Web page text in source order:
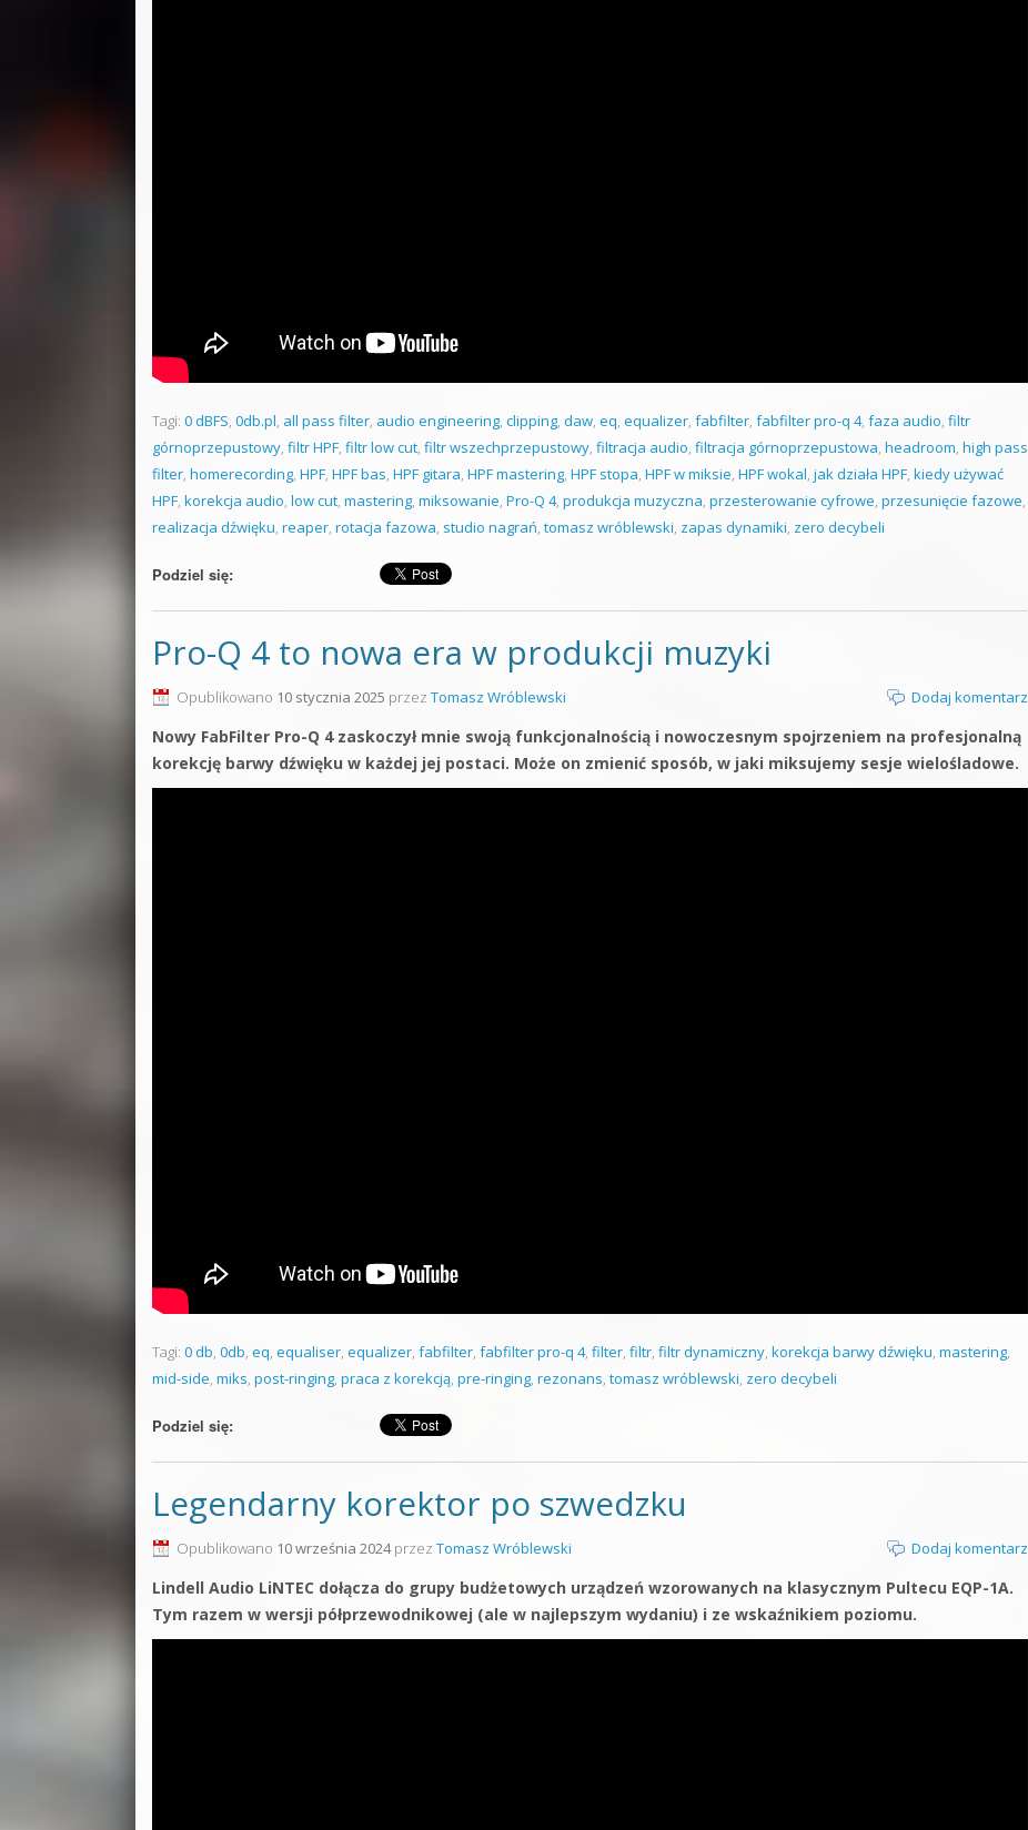
Tagi: 0 dBFS, 0db.pl, all pass filter, audio engineering, clipping, daw, eq, equalizer, fabfilter, fabfilter pro-q 4, faza audio, filtr
górnoprzepustowy, filtr HPF, filtr low cut, filtr wszechprzepustowy, filtracja audio, filtracja górnoprzepustowa, headroom, high pass
filter, homerecording, HPF, HPF bas, HPF gitara, HPF mastering, HPF stopa, HPF w miksie, HPF wokal, jak działa HPF, kiedy używać
HPF, korekcja audio, low cut, mastering, miksowanie, Pro-Q 4, produkcja muzyczna, przesterowanie cyfrowe, przesunięcie fazowe,
realizacja dźwięku, reaper, rotacja fazowa, studio nagrań, tomasz wróblewski, zapas dynamiki, zero decybeli
Podziel się:
Pro-Q 4 to nowa era w produkcji muzyki
Opublikowano 10 stycznia 2025 przez Tomasz Wróblewski Dodaj komentarz
Nowy FabFilter Pro-Q 4 zaskoczył mnie swoją funkcjonalnością i nowoczesnym spojrzeniem na profesjonalną
korekcję barwy dźwięku w każdej jej postaci. Może on zmienić sposób, w jaki miksujemy sesje wielośladowe.
Tagi: 0 db, 0db, eq, equaliser, equalizer, fabfilter, fabfilter pro-q 4, filter, filtr, filtr dynamiczny, korekcja barwy dźwięku, mastering,
mid-side, miks, post-ringing, praca z korekcją, pre-ringing, rezonans, tomasz wróblewski, zero decybeli
Podziel się:
Legendarny korektor po szwedzku
Opublikowano 10 września 2024przez Tomasz Wróblewski Dodaj komentarz
Lindell Audio LiNTEC dołącza do grupy budżetowych urządzeń wzorowanych na klasycznym Pultecu EQP-1A.
Tym razem w wersji półprzewodnikowej (ale w najlepszym wydaniu) i ze wskaźnikiem poziomu.